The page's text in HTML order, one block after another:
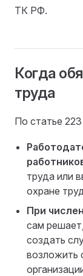
ТК РФ.
Когда
труда
По статье
труда или
охране
При
сам
создать
возложить